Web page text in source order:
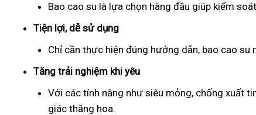
Bao cao su là lựa chọn hàng đầu giúp kiểm
Tiện lợi, dễ sử dụng
Chỉ cần thực hiện đúng hướng dẫn, bao cao
Tăng trải nghiệm khi yêu
Với các tính năng như siêu mỏng, chống xuất
giác thăng hoa.